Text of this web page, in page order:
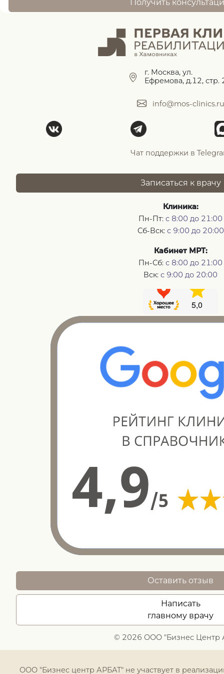
Получить
г. Москва, ул.
Ефремова, д.12, стр.
info@mos-clinics.ru
Чат поддержки в
Записаться к врачу
Клиника:
Пн-Пт: с 8:00 до 21:00
Сб-Вск: с 9:00 до 20:00
Кабинет МРТ:
Пн-Сб: с 8:00 до 21:00
Вск: с 9:00 до 20:00
© 2026 ООО "Бизнес Центр
Оставить отзыв
Написать
главному врачу
ООО "Бизнес центр АРБАТ" не участвует в